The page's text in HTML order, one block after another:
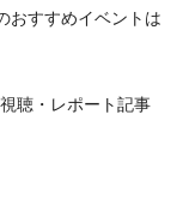
おすすめイベントは
聴・レポート記事